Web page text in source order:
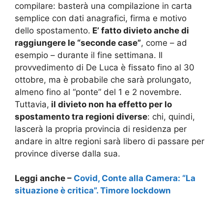
compilare: basterà una compilazione in carta
semplice con dati anagrafici, firma e motivo
dello spostamento. E’ fatto divieto anche di
raggiungere le “seconde case”, come – ad
esempio – durante il fine settimana. Il
provvedimento di De Luca è fissato fino al 30
ottobre, ma è probabile che sarà prolungato,
almeno fino al “ponte” del 1 e 2 novembre.
Tuttavia, il divieto non ha effetto per lo
spostamento tra regioni diverse: chi, quindi,
lascerà la propria provincia di residenza per
andare in altre regioni sarà libero di passare per
province diverse dalla sua.
Leggi anche – Covid, Conte alla Camera: “La
situazione è critica”. Timore lockdown